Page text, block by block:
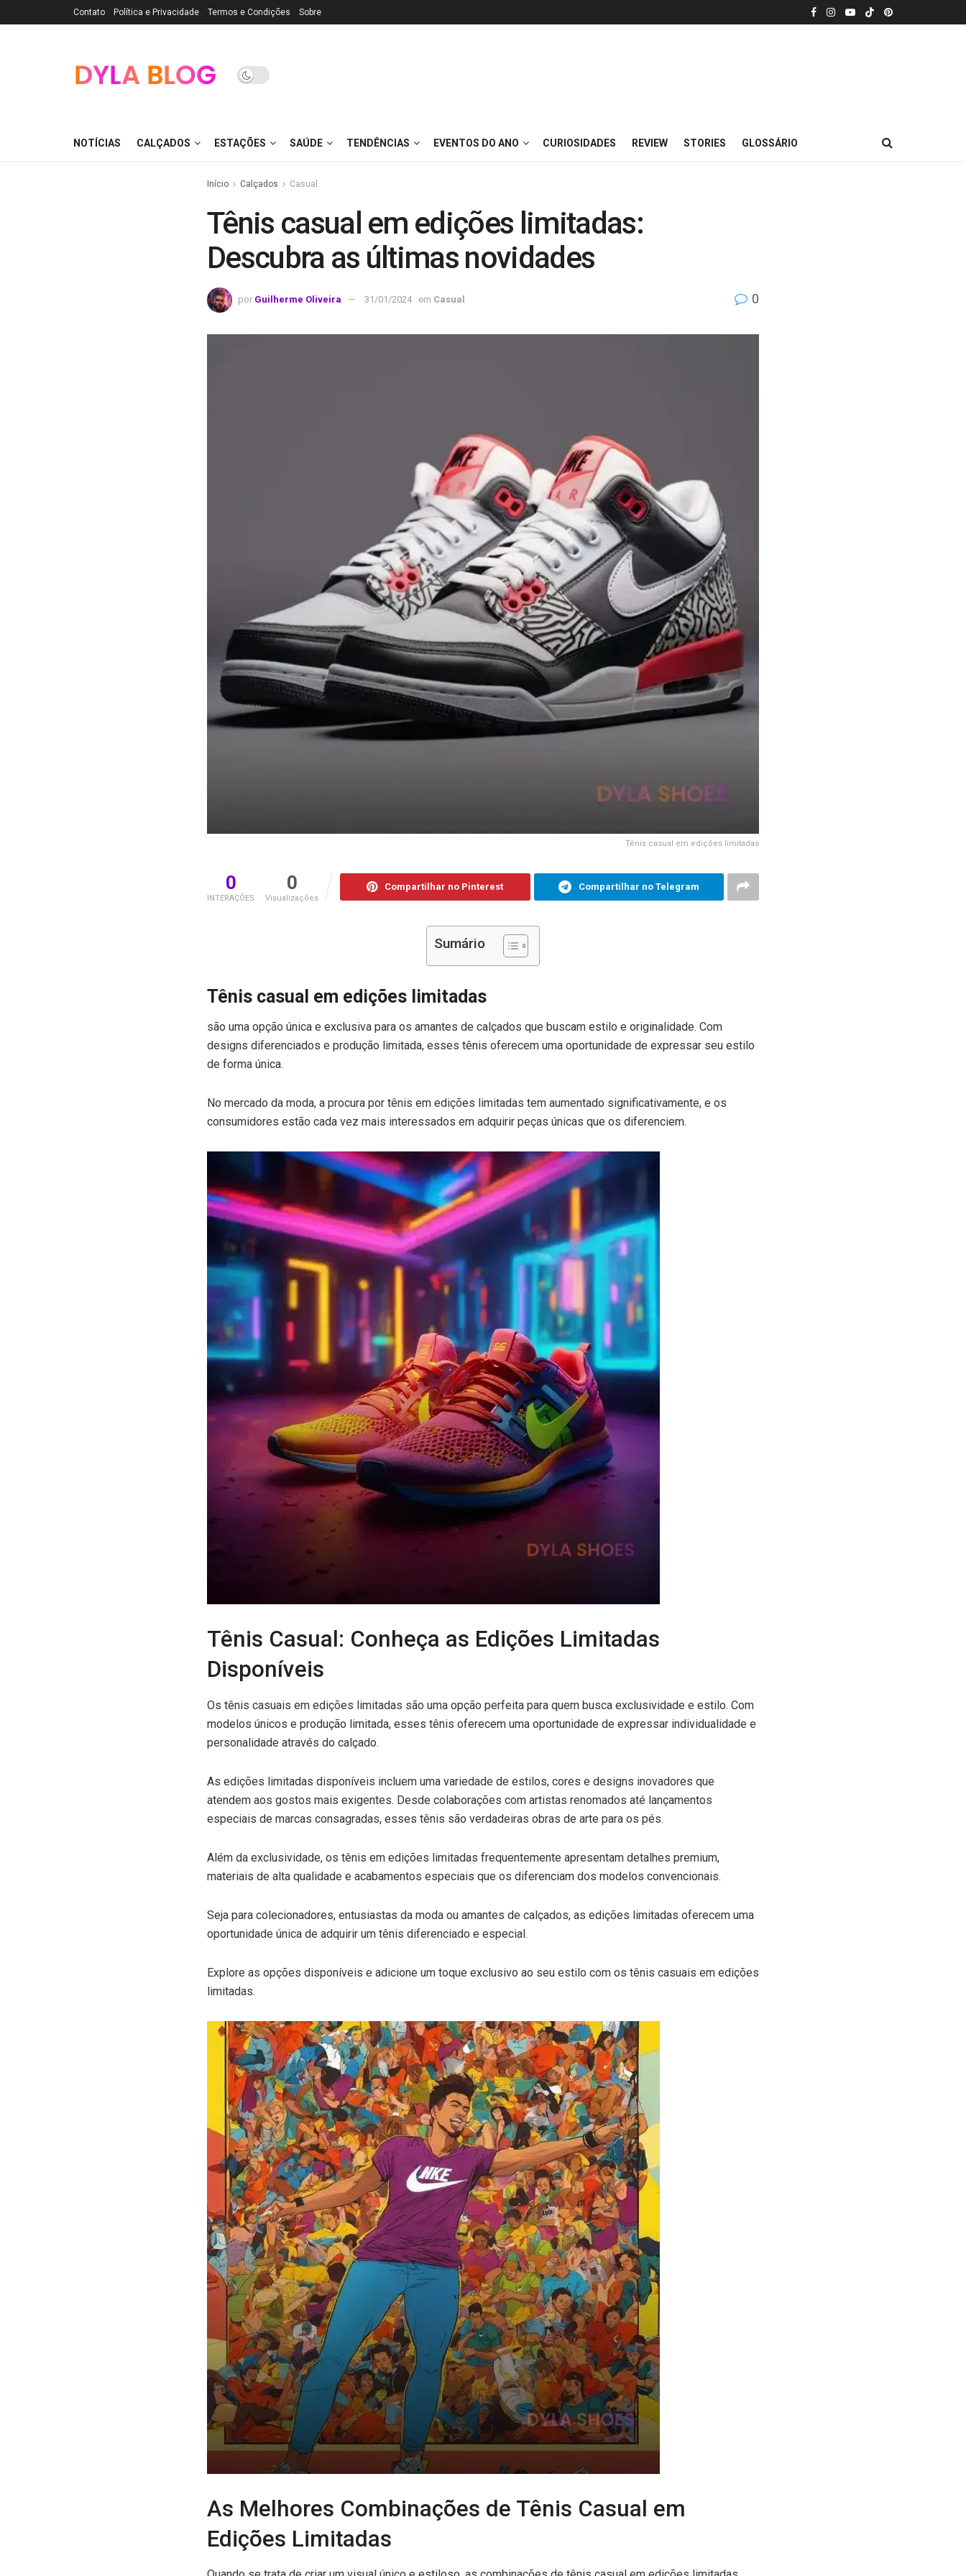
Contato Política e Privacidade Termos e Condições Sobre
NOTÍCIAS CALÇADOS ESTAÇÕES SAÚDE TENDÊNCIAS EVENTOS DO ANO CURIOSIDADES REVIEW STORIES GLOSSÁRIO
Início Calçados Casual
Tênis casual em edições limitadas:
Descubra as últimas novidades
por Guilherme Oliveira 31/01/2024 em Casual 0
Tênis casual em edições limitadas
0
INTERAÇÕES
0
Visualizações
Compartilhar no Pinterest Compartilhar no Telegram
Sumário
Tênis casual em edições limitadas
são uma opção única e exclusiva para os amantes de calçados que buscam estilo e originalidade. Com
designs diferenciados e produção limitada, esses tênis oferecem uma oportunidade de expressar seu estilo
de forma única.
No mercado da moda, a procura por tênis em edições limitadas tem aumentado significativamente, e os
consumidores estão cada vez mais interessados em adquirir peças únicas que os diferenciem.
Tênis Casual: Conheça as Edições Limitadas
Disponíveis
Os tênis casuais em edições limitadas são uma opção perfeita para quem busca exclusividade e estilo. Com
modelos únicos e produção limitada, esses tênis oferecem uma oportunidade de expressar individualidade e
personalidade através do calçado.
As edições limitadas disponíveis incluem uma variedade de estilos, cores e designs inovadores que
atendem aos gostos mais exigentes. Desde colaborações com artistas renomados até lançamentos
especiais de marcas consagradas, esses tênis são verdadeiras obras de arte para os pés.
Além da exclusividade, os tênis em edições limitadas frequentemente apresentam detalhes premium,
materiais de alta qualidade e acabamentos especiais que os diferenciam dos modelos convencionais.
Seja para colecionadores, entusiastas da moda ou amantes de calçados, as edições limitadas oferecem uma
oportunidade única de adquirir um tênis diferenciado e especial.
Explore as opções disponíveis e adicione um toque exclusivo ao seu estilo com os tênis casuais em edições
limitadas.
As Melhores Combinações de Tênis Casual em
Edições Limitadas